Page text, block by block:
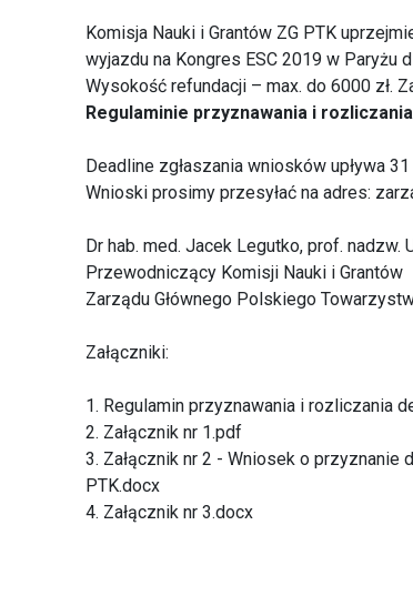
Komisja Nauki i Grantów ZG PTK
wyjazdu na Kongres ESC 2019 w Paryżu
Wysokość refundacji – max. do 6000 zł.
Regulaminie przyznawania i
Deadline zgłaszania wniosków upływa 31
Wnioski prosimy przesyłać na adres:
Dr hab. med. Jacek Legutko, prof. nadzw.
Przewodniczący Komisji Nauki i Grantów
Zarządu Głównego Polskiego
Załączniki:
1. Regulamin przyznawania i rozliczania
2. Załącznik nr 1.pdf
3. Załącznik nr 2 - Wniosek o przyznanie
PTK.docx
4. Załącznik nr 3.docx